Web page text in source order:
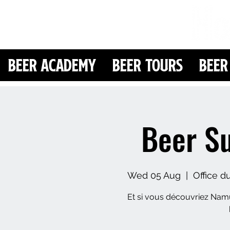
Beer Academy Beer Tours
Beer
Wed 05 Aug Office
Et si vous découvriez